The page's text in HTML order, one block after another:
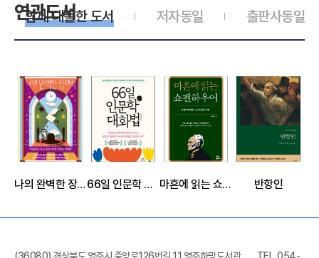
연관도서 출판사동일
저자동일
함께 대출한 도서
나의 완벽한 장례식 66일 인문학 대화법 마흔에 읽는 쇼펜하우어 반항인